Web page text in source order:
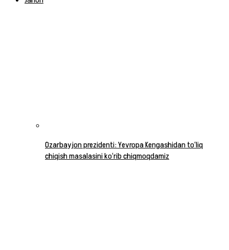
Ozarbayjon prezidenti: Yevropa Kengashidan to‘liq
chiqish masalasini ko‘rib chiqmoqdamiz